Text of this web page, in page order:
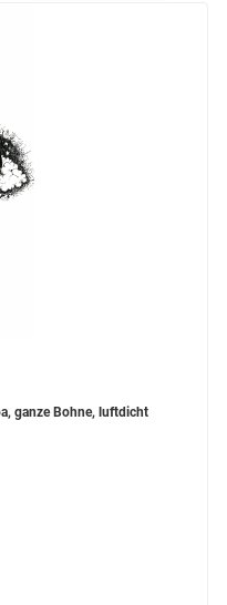
ganze Bohne, luftdicht